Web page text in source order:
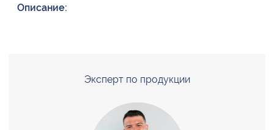
Описание:
Эксперт по продукции